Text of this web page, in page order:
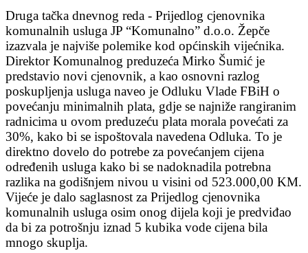
Druga tačka dnevnog reda - Prijedlog cjenovnika
komunalnih usluga JP “Komunalno” d.o.o. Žepče
izazvala je najviše polemike kod općinskih vijećnika.
Direktor Komunalnog preduzeća Mirko Šumić je
predstavio novi cjenovnik, a kao osnovni razlog
poskupljenja usluga naveo je Odluku Vlade FBiH o
povećanju minimalnih plata, gdje se najniže rangiranim
radnicima u ovom preduzeću plata morala povećati za
30%, kako bi se ispoštovala navedena Odluka. To je
direktno dovelo do potrebe za povećanjem cijena
određenih usluga kako bi se nadoknadila potrebna
razlika na godišnjem nivou u visini od 523.000,00 KM.
Vijeće je dalo saglasnost za Prijedlog cjenovnika
komunalnih usluga osim onog dijela koji je predviđao
da bi za potrošnju iznad 5 kubika vode cijena bila
mnogo skuplja.